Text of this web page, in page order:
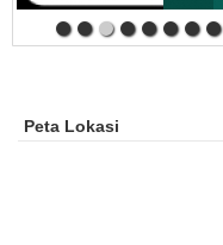
Peta Lokasi